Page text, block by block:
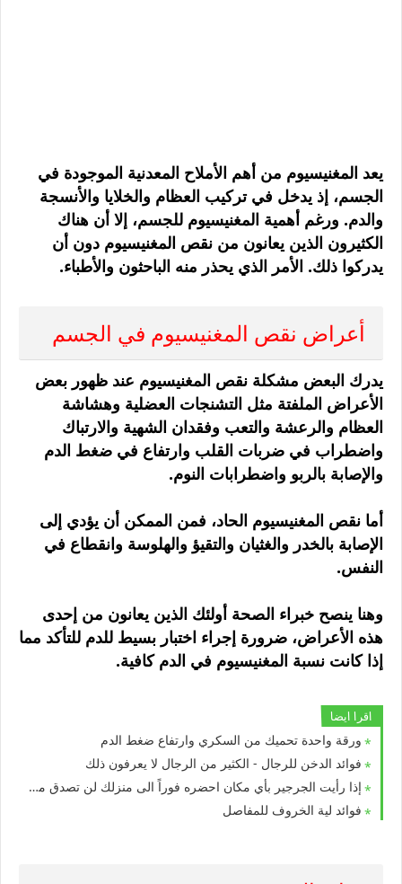
يعد المغنيسيوم من أهم الأملاح المعدنية الموجودة في
الجسم، إذ يدخل في تركيب العظام والخلايا والأنسجة
والدم. ورغم أهمية المغنيسيوم للجسم، إلا أن هناك
الكثيرون الذين يعانون من نقص المغنيسيوم دون أن
يدركوا ذلك. الأمر الذي يحذر منه الباحثون والأطباء.
أعراض نقص المغنيسيوم في الجسم
يدرك البعض مشكلة نقص المغنيسيوم عند ظهور بعض
الأعراض الملفتة مثل التشنجات العضلية وهشاشة
العظام والرعشة والتعب وفقدان الشهية والارتباك
واضطراب في ضربات القلب وارتفاع في ضغط الدم
والإصابة بالربو واضطرابات النوم.
أما نقص المغنيسيوم الحاد، فمن الممكن أن يؤدي إلى
الإصابة بالخدر والغثيان والتقيؤ والهلوسة وانقطاع في
النفس.
وهنا ينصح خبراء الصحة أولئك الذين يعانون من إحدى
هذه الأعراض، ضرورة إجراء اختبار بسيط للدم للتأكد مما
إذا كانت نسبة المغنيسيوم في الدم كافية.
اقرا ايضا
ورقة واحدة تحميك من السكري وارتفاع ضغط الدم
فوائد الدخن للرجال - الكثير من الرجال لا يعرفون ذلك
إذا رأيت الجرجير بأي مكان احضره فوراً الى منزلك لن تصدق ماذا يفعل بجسمك
فوائد لية الخروف للمفاصل